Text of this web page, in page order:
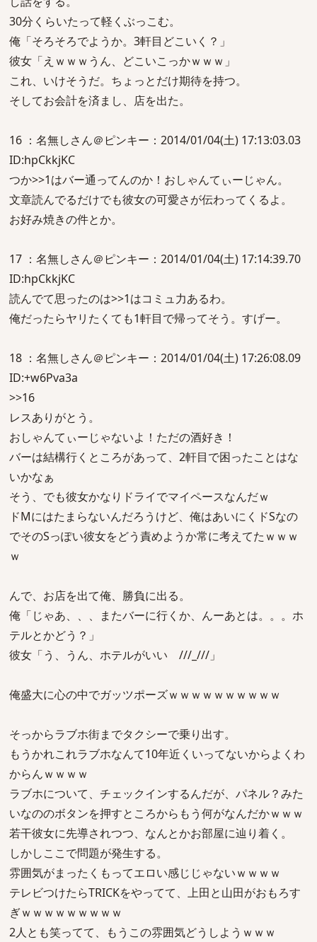
30分くらいたって軽くぶっこむ。
俺「そろそろでようか。3軒目どこいく？」
彼女「えｗｗｗうん、どこいこっかｗｗｗ」
これ、いけそうだ。ちょっとだけ期待を持つ。
そしてお会計を済まし、店を出た。
16 ：名無しさん＠ピンキー：2014/01/04(土) 17:13:03.03
ID:hpCkkjKC
つか>>1はバー通ってんのか！おしゃんてぃーじゃん。
文章読んでるだけでも彼女の可愛さが伝わってくるよ。
お好み焼きの件とか。
17 ：名無しさん＠ピンキー：2014/01/04(土) 17:14:39.70
ID:hpCkkjKC
読んでて思ったのは>>1はコミュ力あるわ。
俺だったらヤリたくても1軒目で帰ってそう。すげー。
18 ：名無しさん＠ピンキー：2014/01/04(土) 17:26:08.09
ID:+w6Pva3a
>>16
レスありがとう。
おしゃんてぃーじゃないよ！ただの酒好き！
バーは結構行くところがあって、2軒目で困ったことはな
いかなぁ
そう、でも彼女かなりドライでマイペースなんだｗ
ドMにはたまらないんだろうけど、俺はあいにくドSなの
でそのSっぽい彼女をどう責めようか常に考えてたｗｗｗ
ｗ
んで、お店を出て俺、勝負に出る。
俺「じゃあ、、、またバーに行くか、んーあとは。。。ホ
テルとかどう？」
彼女「う、うん、ホテルがいい ///_///」
俺盛大に心の中でガッツポーズｗｗｗｗｗｗｗｗｗｗ
そっからラブホ街までタクシーで乗り出す。
もうかれこれラブホなんて10年近くいってないからよくわ
からんｗｗｗｗ
ラブホについて、チェックインするんだが、パネル？みた
いなののボタンを押すところからもう何がなんだかｗｗｗ
若干彼女に先導されつつ、なんとかお部屋に辿り着く。
しかしここで問題が発生する。
雰囲気がまったくもってエロい感じじゃないｗｗｗｗ
テレビつけたらTRICKをやってて、上田と山田がおもろす
ぎｗｗｗｗｗｗｗｗｗ
2人とも笑ってて、もうこの雰囲気どうしようｗｗｗ